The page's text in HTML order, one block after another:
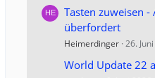
Tasten zuweisen -
überfordert
Heimerdinger 26.
World Update 22